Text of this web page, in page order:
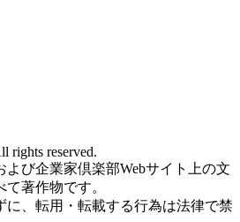
rights reserved.
び企業家倶楽部Webサイト上の文
著作物です。
に、転用・転載する行為は法律で禁